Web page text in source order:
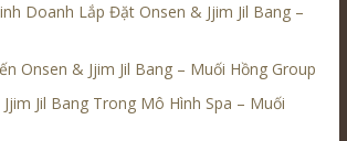
Doanh Lắp Đặt Onsen & Jjim Jil Bang –
Onsen & Jjim Jil Bang – Muối Hồng Group
Jil Bang Trong Mô Hình Spa – Muối